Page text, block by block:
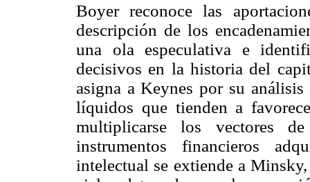
Boyer reconoce las
descripción de los
una ola especulativa e
decisivos en la historia del
asigna a Keynes por su
líquidos que tienden a
multiplicarse los vectores
instrumentos financieros
intelectual se extiende a